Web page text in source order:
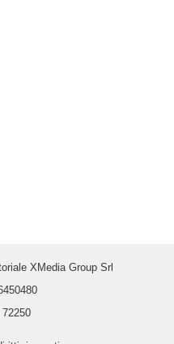
XMedia Group Srl